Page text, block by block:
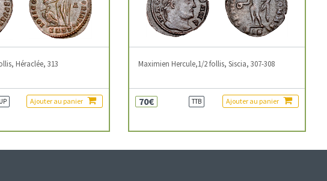
Héraclée, 313
Ajouter au panier
Maximien Hercule,1/2 follis, Siscia, 307-308
70€ TTB Ajouter au panier